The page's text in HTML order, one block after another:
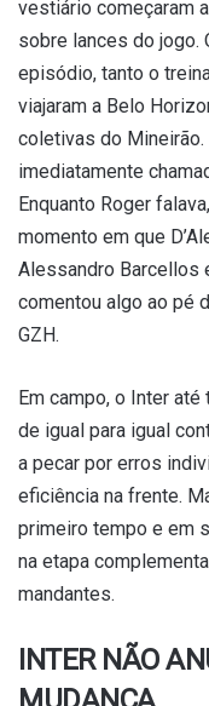
vestiário começaram
sobre lances do jogo.
episódio, tanto o
viajaram a Belo
coletivas do
imediatamente
Enquanto Roger
momento em que
Alessandro Barcellos
comentou algo ao pé
GZH.
Em campo, o Inter
de igual para igual
a pecar por erros
eficiência na frente.
primeiro tempo e em
na etapa
mandantes.
INTER NÃO